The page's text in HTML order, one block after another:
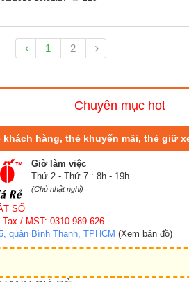
1 2
Chuyên mục hot
hàng, thẻ khuyến mãi, thẻ giữ
Giờ làm việc
Thứ 2 - Thứ 7 : 8h - 19h
(Chủ nhật nghỉ)
SỐ
Tax / MST: 0310 989 626
quận Bình Thạnh, TPHCM (Xem bản đồ)